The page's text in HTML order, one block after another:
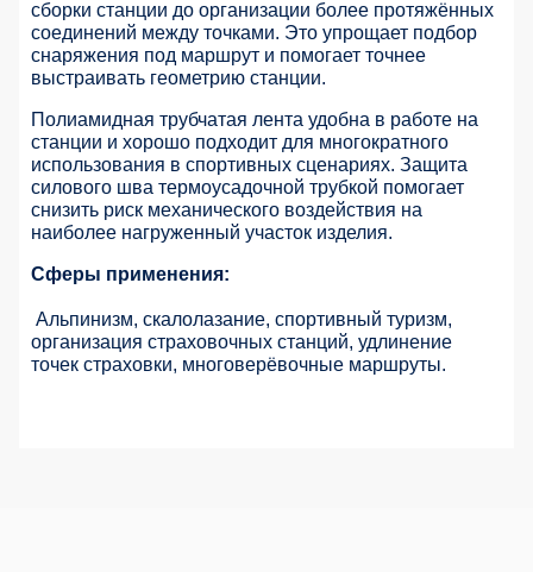
сборки станции до организации более протяжённых
соединений между точками. Это упрощает подбор
снаряжения под маршрут и помогает точнее
выстраивать геометрию станции.
Полиамидная трубчатая лента удобна в работе на
станции и хорошо подходит для многократного
использования в спортивных сценариях. Защита
силового шва термоусадочной трубкой помогает
снизить риск механического воздействия на
наиболее нагруженный участок изделия.
Сферы применения:
Альпинизм, скалолазание, спортивный туризм,
организация страховочных станций, удлинение
точек страховки, многоверёвочные маршруты.